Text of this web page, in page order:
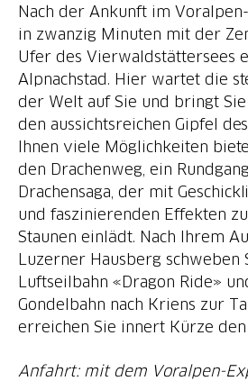
Nach der Ankunft im
in zwanzig Minuten mit der
Ufer des Vierwaldstättersees
Alpnachstad. Hier wartet die
der Welt auf Sie und bringt Sie
den aussichtsreichen Gipfel
Ihnen viele Möglichkeiten
den Drachenweg, ein
Drachensaga, der mit
und faszinierenden Effekten
Staunen einlädt. Nach Ihrem
Luzerner Hausberg schweben
Luftseilbahn «Dragon Ride»
Gondelbahn nach Kriens zur
erreichen Sie innert Kürze den
Anfahrt: mit dem Voralpen-